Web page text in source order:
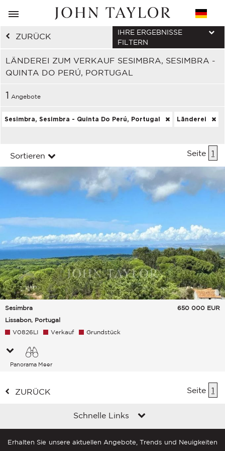
ZURÜCK
LÄNDEREI ZUM VERKAUF SESIMBRA, SESIMBRA -
QUINTA DO PERÚ, PORTUGAL
IHRE ERGEBNISSE
FILTERN
1 Angebote
Sesimbra, Sesimbra - Quinta Do Perú, Portugal Länderei
Sortieren Seite 1
Sesimbra
Lissabon, Portugal
650 000 EUR
V0826LI Verkauf Grundstück
Panorama Meer
ZURÜCK Seite 1
Schnelle Links
Erhalten Sie unsere aktuellen Angebote, Trends und Neuigkeiten